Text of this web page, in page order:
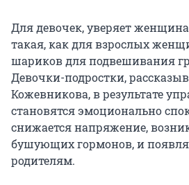
Для девочек, уверяет
такая, как для взрослых
шариков для подвешивания
Девочки-подростки,
Кожевникова, в результате
становятся эмоционально
снижается напряжение,
бушующих гормонов, и
родителям.